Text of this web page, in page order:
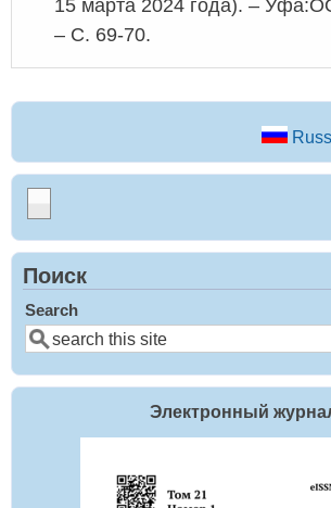
15 марта 2024 года). –
– С. 69-70.
Поиск
Search
Электронный